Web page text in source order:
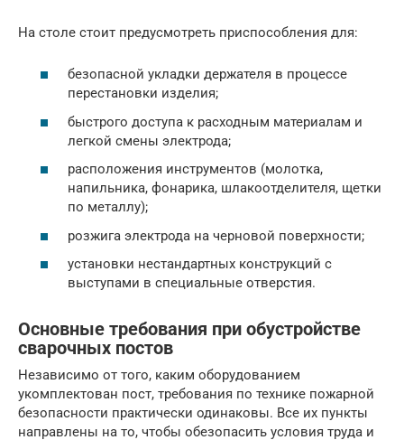
На столе стоит предусмотреть приспособления для:
безопасной укладки держателя в процессе
перестановки изделия;
быстрого доступа к расходным материалам и
легкой смены электрода;
расположения инструментов (молотка,
напильника, фонарика, шлакоотделителя, щетки
по металлу);
розжига электрода на черновой поверхности;
установки нестандартных конструкций с
выступами в специальные отверстия.
Основные требования при обустройстве
сварочных постов
Независимо от того, каким оборудованием
укомплектован пост, требования по технике пожарной
безопасности практически одинаковы. Все их пункты
направлены на то, чтобы обезопасить условия труда и